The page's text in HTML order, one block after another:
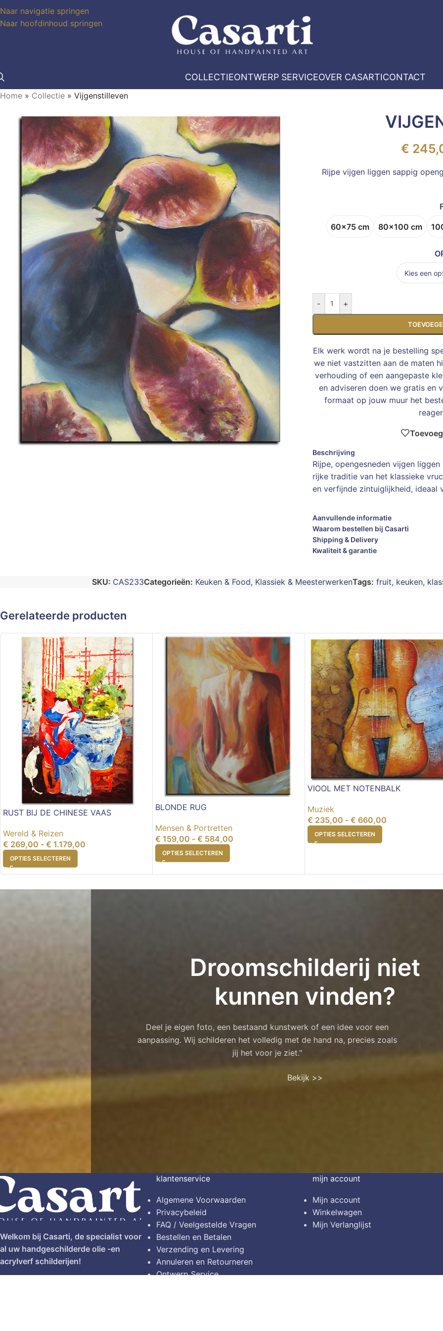
Naar navigatie springen
Naar hoofdinhoud springen
COLLECTIEONTWERP SERVICEOVER CASARTICONTACT
Home » Collectie » Vijgenstilleven
€
Rijpe vijgen liggen sappig
60x75 cm 80x100 cm
- +
Elk werk wordt na je bestelling
we niet vastzitten aan de maten
verhouding of een aangepaste
en adviseren doen we gratis en
formaat op jouw muur het
Beschrijving
Rijpe, opengesneden vijgen
rijke traditie van het klassieke
en verfijnde zintuiglijkheid, ideaal
Aanvullende informatie
Waarom bestellen bij Casarti
Shipping & Delivery
Kwaliteit & garantie
SKU: CAS233Categorieën: Keuken & Food, Klassiek & MeesterwerkenTags: fruit, keuken,
Gerelateerde producten
RUST BIJ DE CHINESE VAAS
Wereld & Reizen
€ 269,00 - € 1.179,00
OPTIES SELECTEREN
BLONDE RUG
Mensen & Portretten
€ 159,00 - € 584,00
OPTIES SELECTEREN
VIOOL MET NOTENBALK
Muziek
€ 235,00 - € 660,00
OPTIES SELECTEREN
Droomschilderij niet
kunnen vinden?
Deel je eigen foto, een bestaand kunstwerk of een idee voor een
aanpassing. Wij schilderen het volledig met de hand na, precies zoals
jij het voor je ziet."
Bekijk >>
Welkom bij Casarti, de specialist voor
al uw handgeschilderde olie -en
acrylverf schilderijen!
klantenservice
Algemene Voorwaarden
Privacybeleid
FAQ / Veelgestelde Vragen
Bestellen en Betalen
Verzending en Levering
Annuleren en Retourneren
Ontwerp Service
mijn account
Mijn account
Winkelwagen
Mijn Verlanglijst